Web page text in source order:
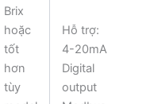
Brix
hoặc
tốt
hơn
tùy
Hỗ trợ:
4-20mA
Digital
output